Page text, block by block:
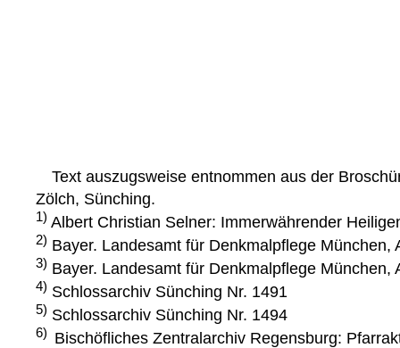
Text auszugsweise entnommen aus der
Zölch, Sünching.
1) Albert Christian Selner: Immerwährender
2) Bayer. Landesamt für Denkmalpflege München,
3) Bayer. Landesamt für Denkmalpflege München,
4) Schlossarchiv Sünching Nr. 1491
5) Schlossarchiv Sünching Nr. 1494
6) Bischöfliches Zentralarchiv Regensburg: